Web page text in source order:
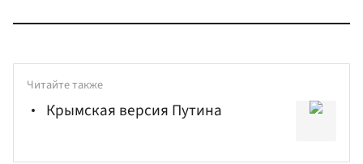
Читайте также
Крымская версия Путина